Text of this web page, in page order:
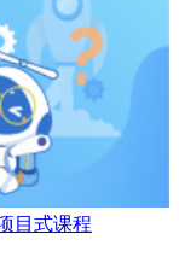
目式课程